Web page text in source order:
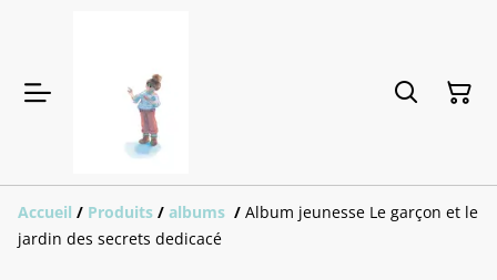
Accueil / Produits / albums / Album jeunesse Le garçon et le
jardin des secrets dedicacé